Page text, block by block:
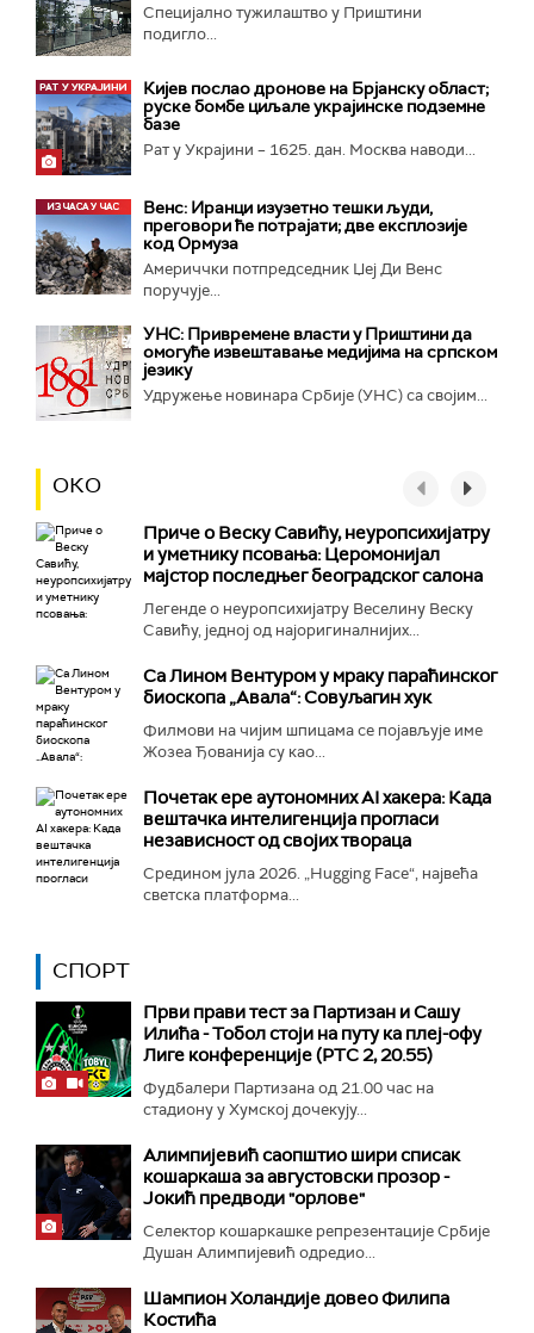
Специјално тужилаштво у Приштини
подигло...
Кијев послао дронове на Брјанску област;
руске бомбе циљале украјинске подземне
базе
Рат у Украјини – 1625. дан. Москва наводи...
Венс: Иранци изузетно тешки људи,
преговори ће потрајати; две експлозије
код Ормуза
Америччки потпредседник Џеј Ди Венс
поручује...
УНС: Привремене власти у Приштини да
омогуће извештавање медијима на српском
језику
Удружење новинара Србије (УНС) са својим...
ОКО
Приче о Веску Савићу, неуропсихијатру
и уметнику псовања: Церомонијал
мајстор последњег београдског салона
Легенде о неуропсихијатру Веселину Веску
Савићу, једној од најоригиналнијих...
Са Лином Вентуром у мраку параћинског
биоскопа „Авала“: Совуљагин хук
Филмови на чијим шпицама се појављује име
Жозеа Ђованија су као...
Почетак ере аутономних AI хакера: Када
вештачка интелигенција прогласи
независност од својих твораца
Средином јула 2026. „Hugging Face“, највећа
светска платформа...
СПОРТ
Први прави тест за Партизан и Сашу
Илића - Тобол стоји на путу ка плеј-офу
Лиге конференције (РТС 2, 20.55)
Фудбалери Партизана од 21.00 час на
стадиону у Хумској дочекују...
Алимпијевић саопштио шири списак
кошаркаша за августовски прозор -
Јокић предводи "орлове"
Селектор кошаркашке репрезентације Србије
Душан Алимпијевић одредио...
Шампион Холандије довео Филипа
Костића